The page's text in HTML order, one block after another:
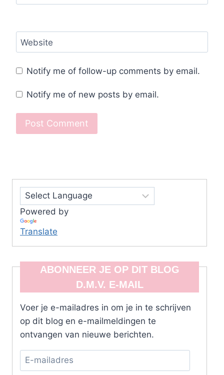
Website
Notify me of follow-up comments by email.
Notify me of new posts by email.
Powered by
Translate
ABONNEER JE OP DIT BLOG
D.M.V. E-MAIL
Voer je e-mailadres in om je in te schrijven
op dit blog en e-mailmeldingen te
ontvangen van nieuwe berichten.
E-
mailadres